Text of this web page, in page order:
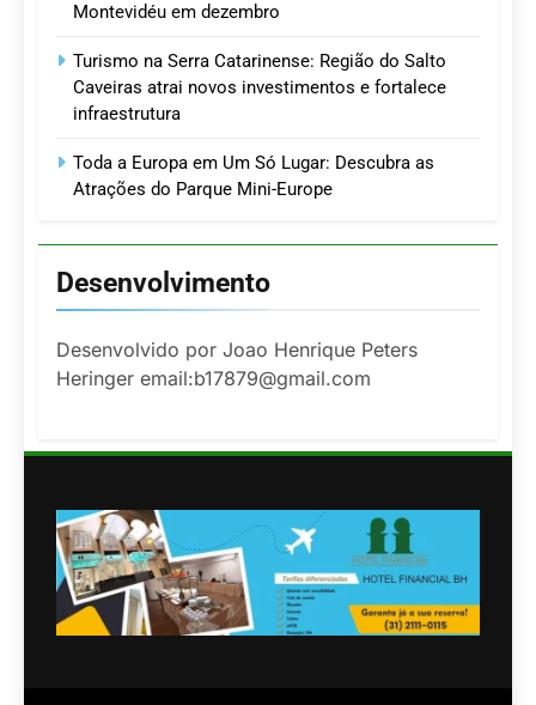
Montevidéu em dezembro
Turismo na Serra Catarinense: Região do Salto
Caveiras atrai novos investimentos e fortalece
infraestrutura
Toda a Europa em Um Só Lugar: Descubra as
Atrações do Parque Mini-Europe
Desenvolvimento
Desenvolvido por Joao Henrique Peters
Heringer email:b17879@gmail.com